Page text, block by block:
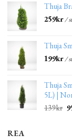
Thuja
259kr/ st
Thuja
199kr/ st
Thuja
5L) |
139kr
REA